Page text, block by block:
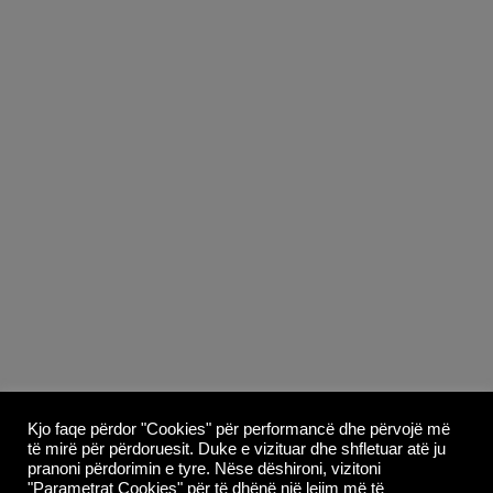
Copyright © 2026Whoop Theme - Powered by
WordPress.
Kjo faqe përdor "Cookies" për performancë dhe përvojë më
të mirë për përdoruesit. Duke e vizituar dhe shfletuar atë ju
pranoni përdorimin e tyre. Nëse dëshironi, vizitoni
"Parametrat Cookies" për të dhënë një lejim më të